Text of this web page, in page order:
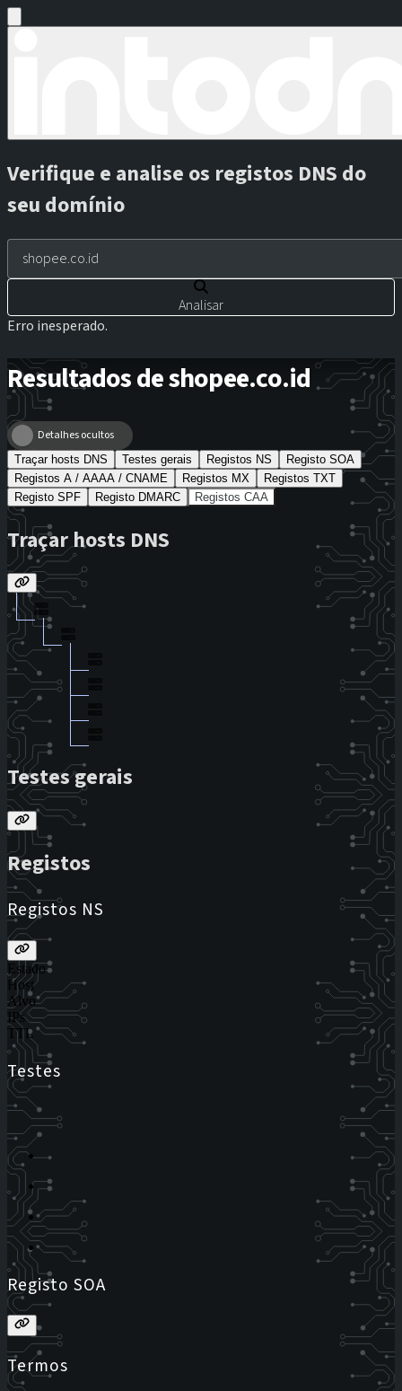
Verifique e analise os registos DNS do
seu domínio
Analisar
Erro inesperado.
Resultados de shopee.co.id
Detalhes ocultos
Traçar hosts DNS Testes gerais Registos NS
Registo SOA
Registos A / AAAA / CNAME
Registos MX
Registos TXT
Registo SPF
Registo DMARC Registos CAA
Traçar hosts DNS
Testes gerais
Registos
Registos NS
Estado
Host
Alvo
IPs
TTL
Testes
Registo SOA
Termos